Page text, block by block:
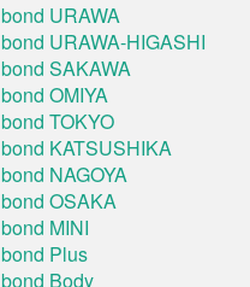
bond URAWA
bond URAWA-HIGASHI
bond SAKAWA
bond OMIYA
bond TOKYO
bond KATSUSHIKA
bond NAGOYA
bond OSAKA
bond MINI
bond Plus
bond Body